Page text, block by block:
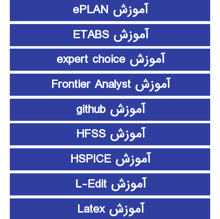
آموزش ePLAN
آموزش ETABS
آموزش expert choice
آموزش Frontier Analyst
آموزش github
آموزش HFSS
آموزش HSPICE
آموزش L-Edit
آموزش Latex